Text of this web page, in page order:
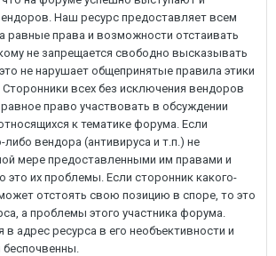
Наш ресурс предоставляет всем
равные права и возможности отстаивать
не запрещается свободно высказывать
не нарушает общепринятые правила этики
всех без исключения вендоров
право участвовать в обсуждении
к тематике форума. Если
либо вендора (антивируса и т.п.) не
мере предоставленными им правами и
это их проблемы. Если сторонник какого-
отстоять свою позицию в споре, то это
а проблемы этого участника форума.
в адрес ресурса в его необъективности и
беспочвенны.